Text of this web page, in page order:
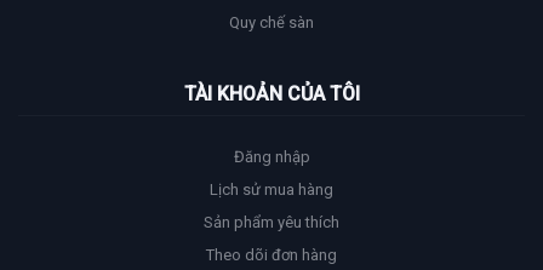
Quy chế sàn
TÀI KHOẢN CỦA TÔI
Đăng nhập
Lịch sử mua hàng
Sản phẩm yêu thích
Theo dõi đơn hàng